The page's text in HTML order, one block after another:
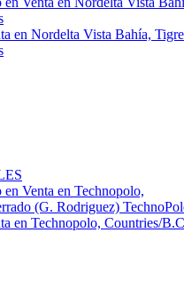
en Nordelta Vista Bahía, Tigre
en Technopolo, Countries/